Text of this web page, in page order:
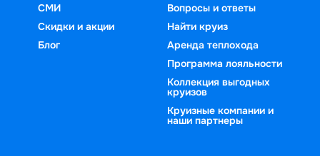
СМИ
Скидки и акции
Блог
Вопросы и ответы
Найти круиз
Аренда теплохода
Программа лояльности
Коллекция выгодных
круизов
Круизные компании и
наши партнеры